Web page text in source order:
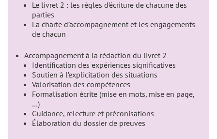
Le livret 2 : les règles d’écriture de chacune des
parties
La charte d’accompagnement et les engagements
de chacun
Accompagnement à la rédaction du livret 2
Identification des expériences significatives
Soutien à l’explicitation des situations
Valorisation des compétences
Formalisation écrite (mise en mots, mise en page,
…)
Guidance, relecture et préconisations
Élaboration du dossier de preuves